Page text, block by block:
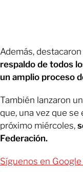
Además,
respaldo de todos
un amplio proceso
También lanzaron
que, una vez que
próximo miércoles,
Federación.
Síguenos en